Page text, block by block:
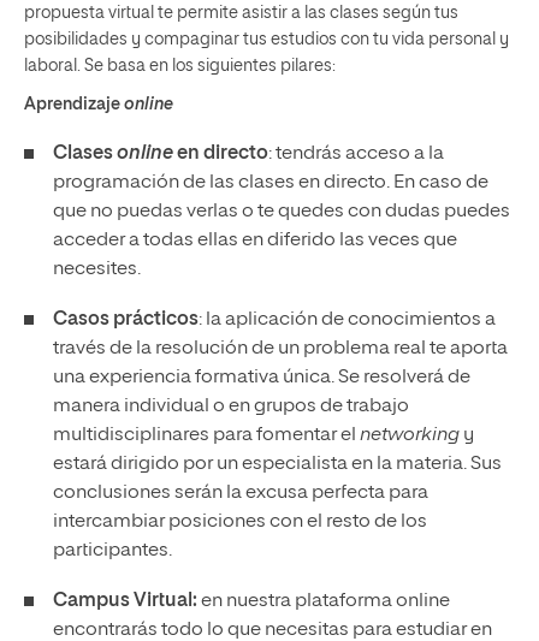
propuesta virtual te permite asistir a las clases según tus
posibilidades y compaginar tus estudios con tu vida personal y
laboral. Se basa en los siguientes pilares:
Aprendizaje online
Clasesonlineen directo: tendrás acceso a la
programación de las clases en directo. En caso de
que no puedas verlas o te quedes con dudas puedes
acceder a todas ellas en diferido las veces que
necesites.
Casos prácticos: la aplicación de conocimientos a
través de la resolución de un problema real te aporta
una experiencia formativa única. Se resolverá de
manera individual o en grupos de trabajo
multidisciplinares para fomentar el networking y
estará dirigido por un especialista en la materia. Sus
conclusiones serán la excusa perfecta para
intercambiar posiciones con el resto de los
participantes.
Campus Virtual: en nuestra plataforma online
encontrarás todo lo que necesitas para estudiar en